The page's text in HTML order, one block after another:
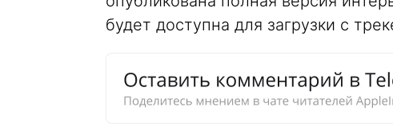
будет доступна для загрузки с